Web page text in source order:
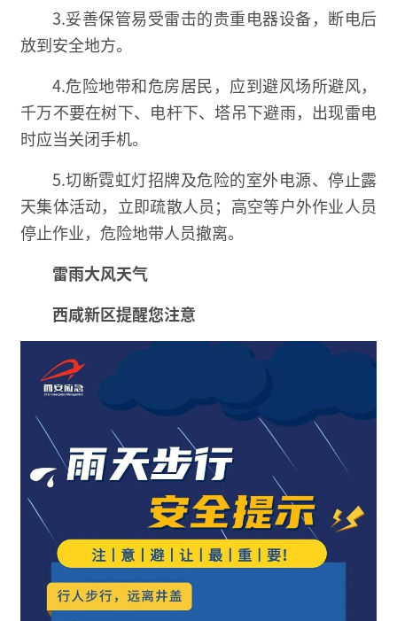
3.妥善保管易受雷击的贵重电器设备，断电后
放到安全地方。
4.危险地带和危房居民，应到避风场所避风，
千万不要在树下、电杆下、塔吊下避雨，出现雷电
时应当关闭手机。
5.切断霓虹灯招牌及危险的室外电源、停止露
天集体活动，立即疏散人员；高空等户外作业人员
停止作业，危险地带人员撤离。
雷雨大风天气
西咸新区提醒您注意